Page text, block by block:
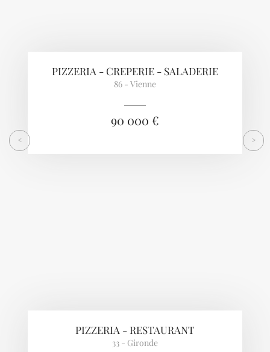
PIZZERIA - CREPERIE - SALADERIE
86 - Vienne
90 000 €
PIZZERIA - RESTAURANT
33 - Gironde
< >